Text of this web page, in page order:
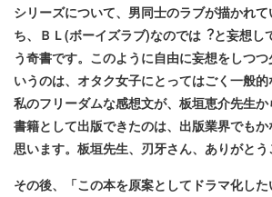
シリーズについて、男同⼠のラブが描かれ
ち、ＢＬ(ボーイズラブ)なのでは︖と妄想し
う奇書です。このように⾃由に妄想をしつ
いうのは、オタク⼥⼦にとってはごく⼀般的
私のフリーダムな感想⽂が、板垣恵介先生
書籍として出版できたのは、出版業界でも
思います。板垣先生、刃牙さん、ありがとう
その後、「この本を原案としてドラマ化し